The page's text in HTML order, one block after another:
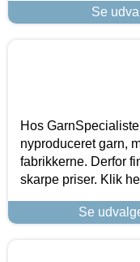
Se
Hos
nyproduceret garn,
fabrikkerne. Derfor
skarpe priser. Klik
Se